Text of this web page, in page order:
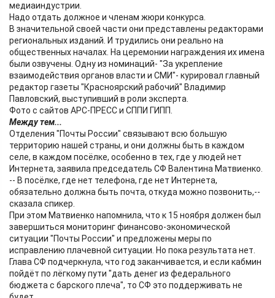
медиаиндустрии.
Надо отдать должное и членам жюри конкурса.
В значительной своей части они представлены редакторами
региональных изданий. И трудились они реально на
общественных началах. На церемонии награждения их имена
были озвучены. Одну из номинаций- "За укрепление
взаимодействия органов власти и СМИ"- курировал главный
редактор газеты "Красноярский рабочий" Владимир
Павловский, выступивший в роли эксперта.
Фото с сайтов АРС-ПРЕСС и СППИ ГИПП.
Между тем...
Отделения "Почты России" связывают всю большую
территорию нашей страны, и они должны быть в каждом
селе, в каждом посёлке, особенно в тех, где у людей нет
Интернета, заявила председатель СФ Валентина Матвиенко.
-- В посёлке, где нет телефона, где нет Интернета,
обязательно должна быть почта, откуда можно позвонить,--
сказала спикер.
При этом Матвиенко напомнила, что к 15 ноября должен был
завершиться мониторинг финансово-экономической
ситуации "Почты России" и предложены меры по
исправлению плачевной ситуации. Но пока результата нет.
Глава СФ подчеркнула, что год заканчивается, и если кабмин
пойдёт по лёгкому пути "дать денег из федерального
бюджета с барского плеча", то СФ это поддерживать не